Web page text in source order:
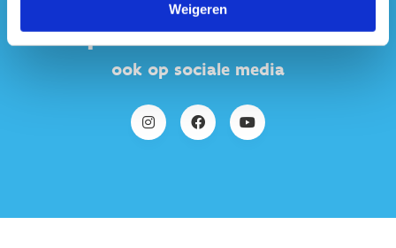
Weigeren
#sportersbelevenmeer
ook op sociale media